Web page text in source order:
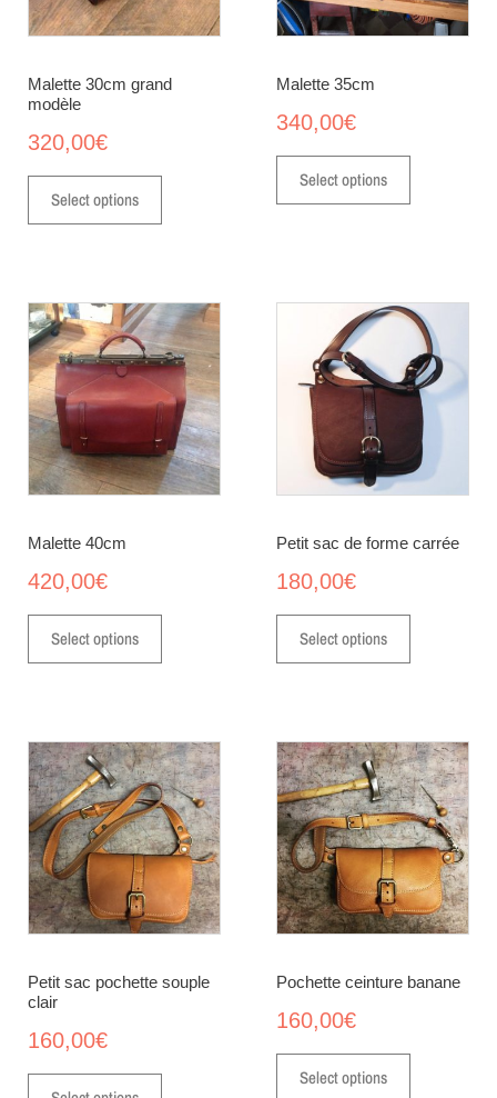
Malette 30cm grand
modèle
320,00€
Select options
Malette 35cm
340,00€
Select options
Malette 40cm
420,00€
Select options
Petit sac de forme carrée
180,00€
Select options
Petit sac pochette souple
clair
160,00€
Pochette ceinture banane
160,00€
Select options